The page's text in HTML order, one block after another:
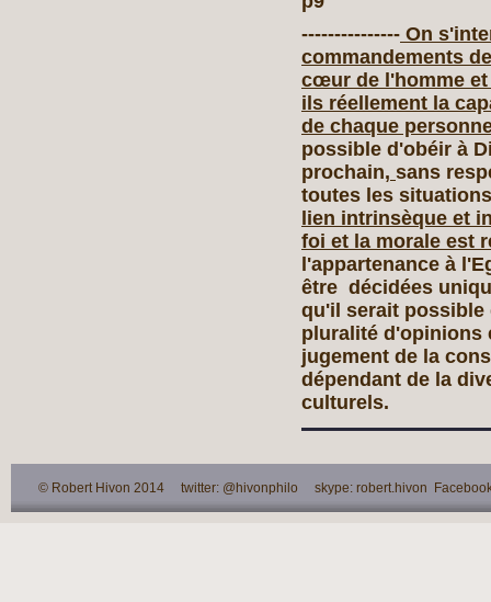
--------------- On
commandements
cœur de l'homme
ils réellement la
de chaque
possible d'obéir à
prochain, sans
toutes les
lien intrinsèque et
foi et la morale est
l'appartenance à
être décidées
qu'il serait possible
pluralité d'opinions
jugement de la
dépendant de la
culturels.
© Robert Hivon 2014 twitter: @hivonphilo skype: robert.hivon